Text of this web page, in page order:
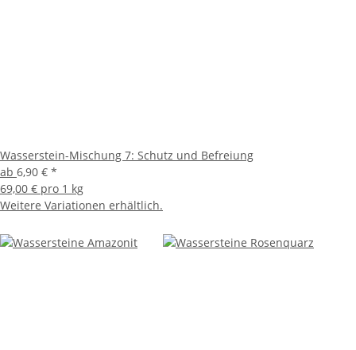
Wasserstein-Mischung 7: Schutz und Befreiung
ab 6,90 € *
69,00 € pro 1 kg
Weitere Variationen erhältlich.